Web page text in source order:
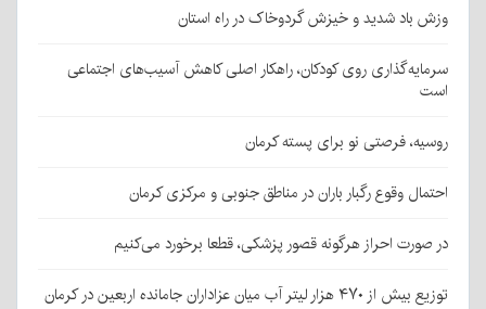
وزش باد شدید و خیزش گردوخاک در راه استان
سرمایه‌گذاری روی کودکان، راهکار اصلی کاهش آسیب‌های اجتماعی
است
روسیه، فرصتی نو برای پسته کرمان
احتمال وقوع رگبار باران در مناطق جنوبی و مرکزی کرمان
در صورت احراز هرگونه قصور پزشکی، قطعا برخورد می‌کنیم
توزیع بیش از ۴۷۰ هزار لیتر آب میان عزاداران جامانده اربعین در کرمان